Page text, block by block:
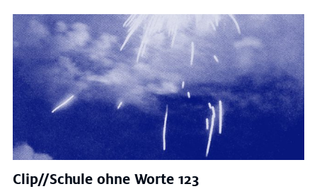
Clip//Schule ohne Worte 123